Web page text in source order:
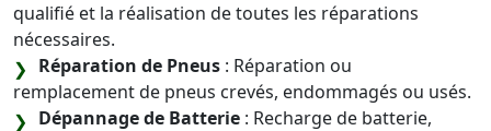
qualifié et la réalisation de toutes les réparations
nécessaires.
Réparation de Pneus : Réparation ou
remplacement de pneus crevés, endommagés ou usés.
Dépannage de Batterie : Recharge de batterie,